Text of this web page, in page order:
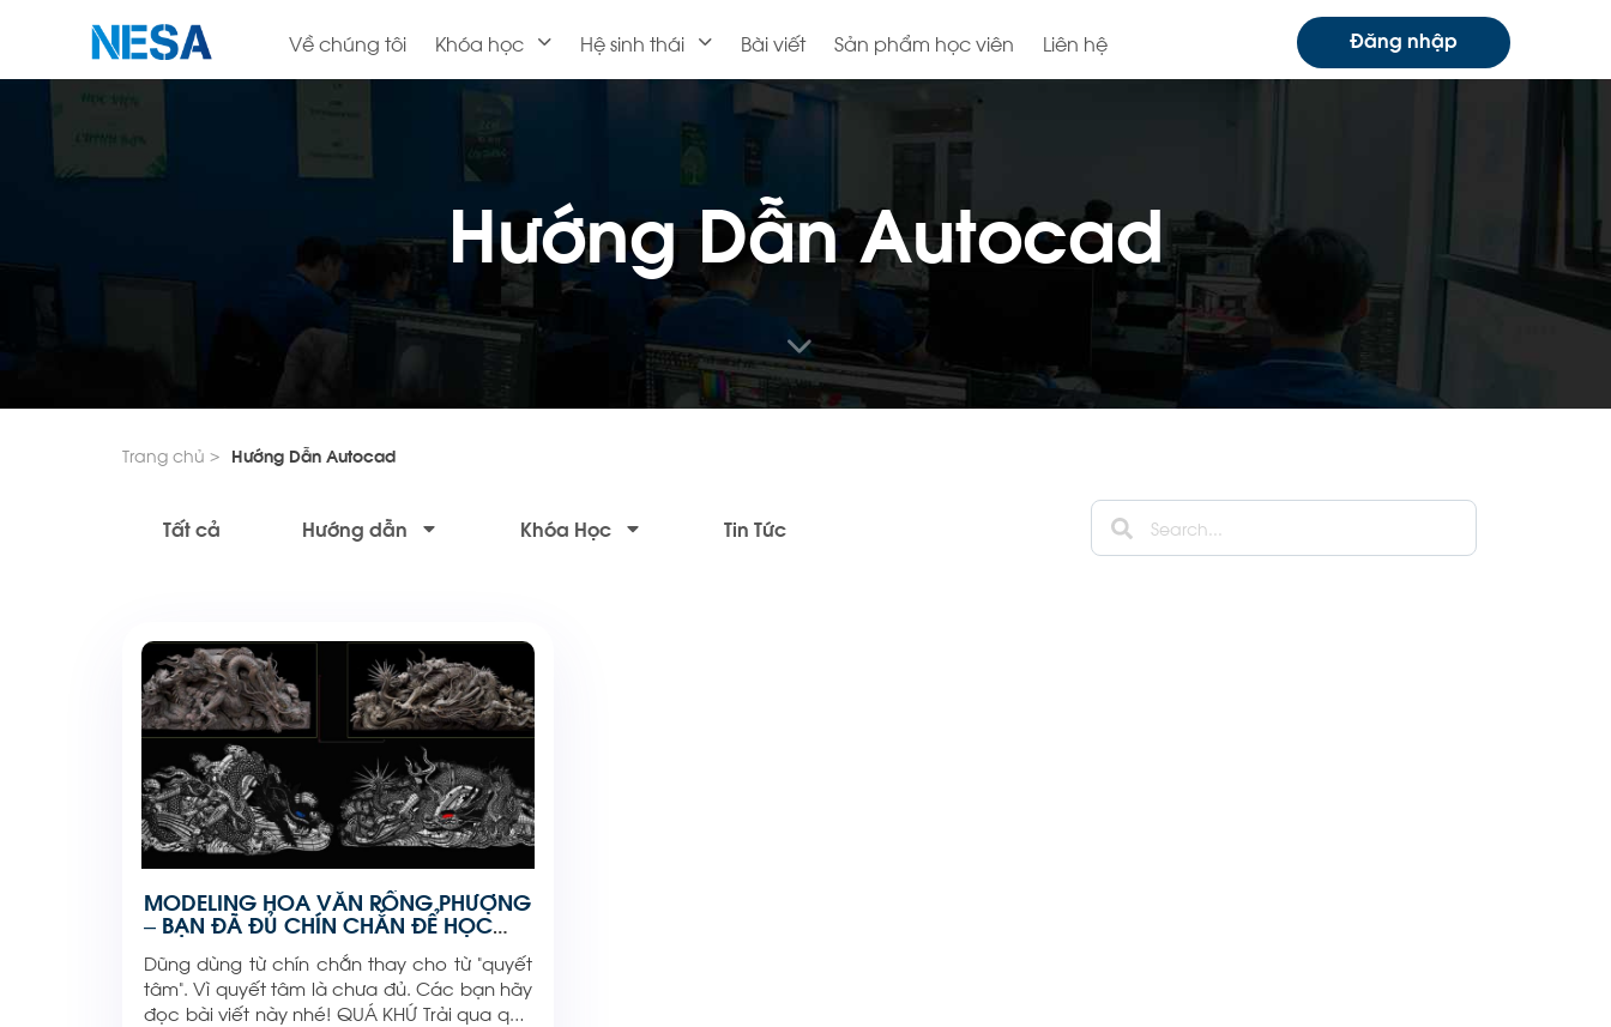
Về chúng tôi Khóa học Hệ sinh thái Bài viết Sản phẩm học viên Liên hệ Đăng nhập
Hướng Dẫn Autocad
Trang chủ > Hướng Dẫn Autocad
Tất cả Hướng dẫn Khóa Học Tin Tức
MODELING HOA VĂN RỒNG PHƯỢNG
– BẠN ĐÃ ĐỦ CHÍN CHẮN ĐỂ HỌC
CHƯA?
Dũng dùng từ chín chắn thay cho từ “quyết
tâm”. Vì quyết tâm là chưa đủ. Các bạn hãy
đọc bài viết này nhé! QUÁ KHỨ Trải qua quá